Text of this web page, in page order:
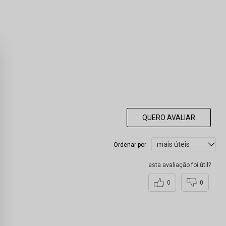
QUERO AVALIAR
Ordenar por
esta avaliação foi útil?
0 0